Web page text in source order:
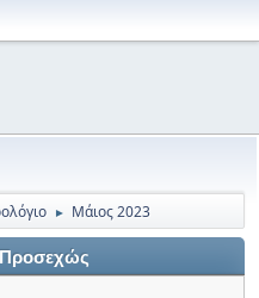
► Μάιος 2023
Προσεχώς